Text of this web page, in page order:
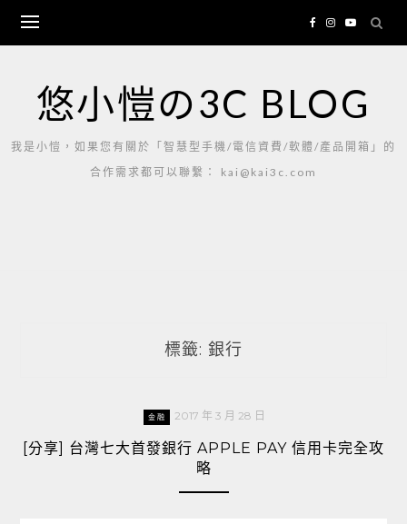
content
悠小愷の3C BLOG
我是小愷，如果您有關於「智慧型手機/電信資費/軟體/產品開箱」的
合作需求都可以聯繫： kai@kai3c.com
標籤: 銀行
金融 2017 年 3 月 28 日
[分享] 台灣七大首發銀行 APPLE PAY 信用卡完全攻
略